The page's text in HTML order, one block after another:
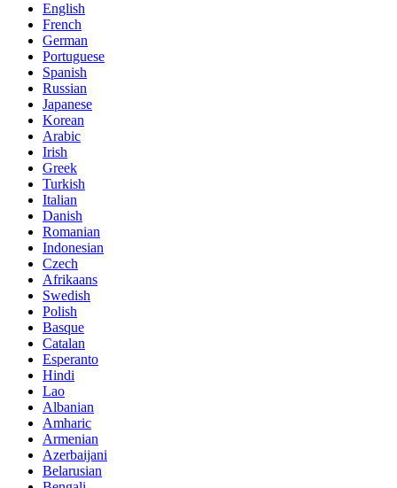
English
French
German
Portuguese
Spanish
Russian
Japanese
Korean
Arabic
Irish
Greek
Turkish
Italian
Danish
Romanian
Indonesian
Czech
Afrikaans
Swedish
Polish
Basque
Catalan
Esperanto
Hindi
Lao
Albanian
Amharic
Armenian
Azerbaijani
Belarusian